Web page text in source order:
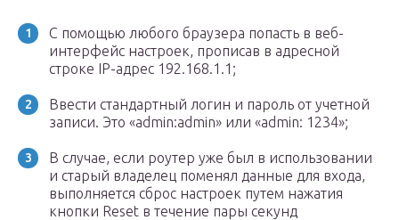
С помощью любого браузера попасть в веб-
интерфейс настроек, прописав в адресной
строке IP-адрес 192.168.1.1;
Ввести стандартный логин и пароль от учетной
записи. Это «admin:admin» или «admin: 1234»;
В случае, если роутер уже был в использовании
и старый владелец поменял данные для входа,
выполняется сброс настроек путем нажатия
кнопки Reset в течение пары секунд